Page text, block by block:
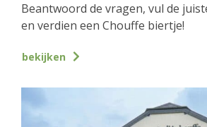
Beantwoord de vragen, vul de
en verdien een Chouffe biertje!
bekijken